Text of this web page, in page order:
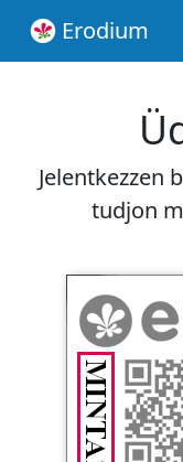
Erodium
Jelentkezzen
tudjon